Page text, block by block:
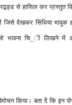
से हासिल कर प्रस्तुत
जिसे देखकर सिंधिया
चि_ी लिखने में
किया। बता दें कि इन